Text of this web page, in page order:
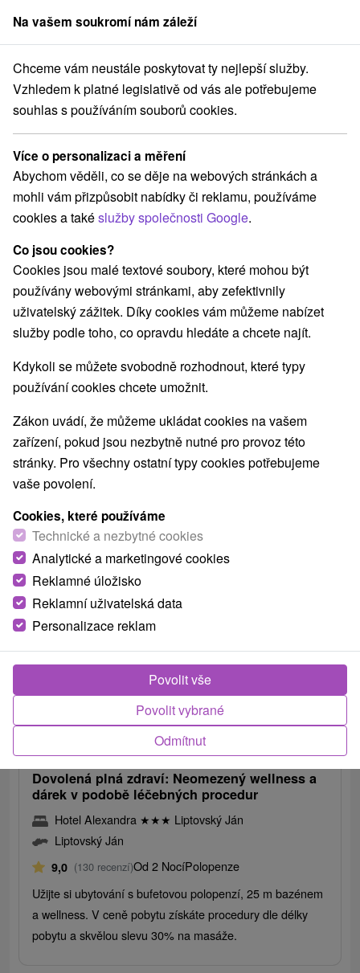
člen skupinySorger
Pobyty na Slovensku Víkendové pobyty Jánska dolina
Víkendové pobyty Jánska dolina
Kategorie
Všechny kategorie
Pobyty v akci(3)
Wellness pobyty(4) Víkendové pobyty(4)
Romantické pobyty
Rodinné pobyty(4)
Vyberte lokalitu nebo termín
Nejprodávanější
Obce a města
pro dva Liptovský Ján(4)
VŠECHNY TOP - NEJPRODÁVANĚJŠÍ
od1 820,86Kč
Dovolená plná zdraví: Neomezený wellness a
dárek v podobě léčebných procedur
Hotel Alexandra ★★★ Liptovský Ján
Liptovský Ján
9,0 (130 recenzí)Od 2 NocíPolopenze
Užijte si ubytování s bufetovou polopenzí, 25 m bazénem
a wellness. V ceně pobytu získáte procedury dle délky
pobytu a skvělou slevu 30% na masáže.
Na vašem soukromí nám záleží
Chceme vám neustále poskytovat ty nejlepší služby.
Vzhledem k platné legislativě od vás ale potřebujeme
souhlas s používáním souborů cookies.
Více o personalizaci a měření
Abychom věděli, co se děje na webových stránkách a
mohli vám přizpůsobit nabídky či reklamu, používáme
cookies a takéslužby společnosti Google.
Co jsou cookies?
Cookies jsou malé textové soubory, které mohou být
používány webovými stránkami, aby zefektivnily
uživatelský zážitek. Díky cookies vám můžeme nabízet
služby podle toho, co opravdu hledáte a chcete najít.
Kdykoli se můžete svobodně rozhodnout, které typy
používání cookies chcete umožnit.
Zákon uvádí, že můžeme ukládat cookies na vašem
zařízení, pokud jsou nezbytně nutné pro provoz této
stránky. Pro všechny ostatní typy cookies potřebujeme
vaše povolení.
Cookies, které používáme
Technické a nezbytné cookies
Analytické a marketingové cookies
Reklamné úložisko
Reklamní uživatelská data
Personalizace reklam
Odmítnut
Povolit vybrané
Povolit vše